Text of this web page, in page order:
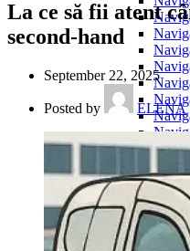
Dacia
La ce să fii atent
second-hand
September 22, 2025
Posted by ELENA